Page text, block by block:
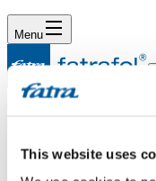
This website uses
Menu
Domů/
Dotaz 174